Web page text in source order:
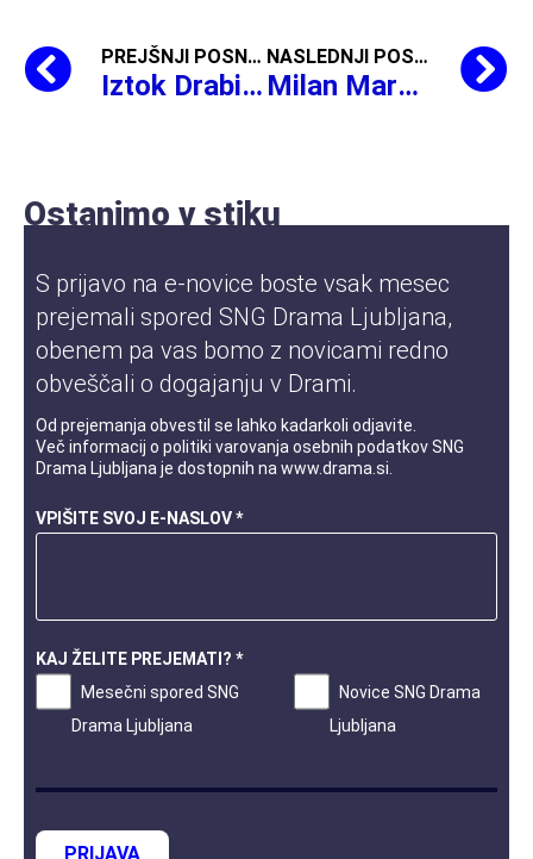
PREJŠNJI POSNETEK
Iztok Drabik Jug o uprizoritvi Ali:
NASLEDNJI POSNETEK
Milan Marković Matthis o uprizoritvi
Ostanimo v stiku
S prijavo na e-novice boste vsak mesec
prejemali spored SNG Drama Ljubljana,
obenem pa vas bomo z novicami redno
obveščali o dogajanju v Drami.
Od prejemanja obvestil se lahko kadarkoli odjavite.
Več informacij o politiki varovanja osebnih podatkovSNG
Drama Ljubljana je dostopnih na www.drama.si
VPIŠITE SVOJ E-NASLOV *
KAJ ŽELITE PREJEMATI? *
Mesečni spored SNG
Drama Ljubljana
Novice SNG Drama
Ljubljana
PRIJAVA